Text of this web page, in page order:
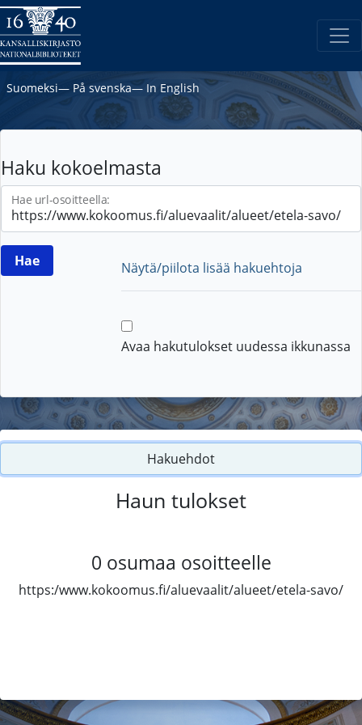
Suomeksi― På svenska― In English
Haku kokoelmasta
Hae url-osoitteella:
Näytä/piilota lisää hakuehtoja
Avaa hakutulokset uudessa ikkunassa
Hakuehdot
Haun tulokset
0 osumaa osoitteelle
https:/www.kokoomus.fi/aluevaalit/alueet/etela-savo/